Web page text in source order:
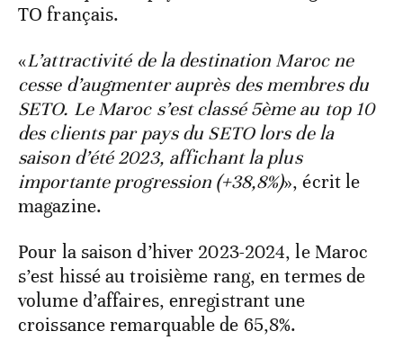
TO français.
«L’attractivité de la destination Maroc ne
cesse d’augmenter auprès des membres du
SETO. Le Maroc s’est classé 5ème au top 10
des clients par pays du SETO lors de la
saison d’été 2023, affichant la plus
importante progression (+38,8%)», écrit le
magazine.
Pour la saison d’hiver 2023-2024, le Maroc
s’est hissé au troisième rang, en termes de
volume d’affaires, enregistrant une
croissance remarquable de 65,8%.